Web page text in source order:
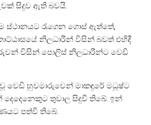
සිදුව ඇති බවයි.
ස්ථානයට රැගෙන ගොස් ඇත්තේ,
නිලධාරීන් විසින් බවත් එහිදී
විසින් පොලිස් නිලධාරීන්ට වෙඩි
වෙඩි හුවමාරුවෙන් මාකඳුරේ මධූෂ්ට
දෙදෙනෙකුට තුවාල සිදුවී තිබේ. ඉන්
පත්වී තිබේ.